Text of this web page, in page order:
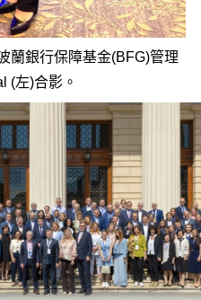
蘭銀行保障基金(BFG)管理
(左)合影。